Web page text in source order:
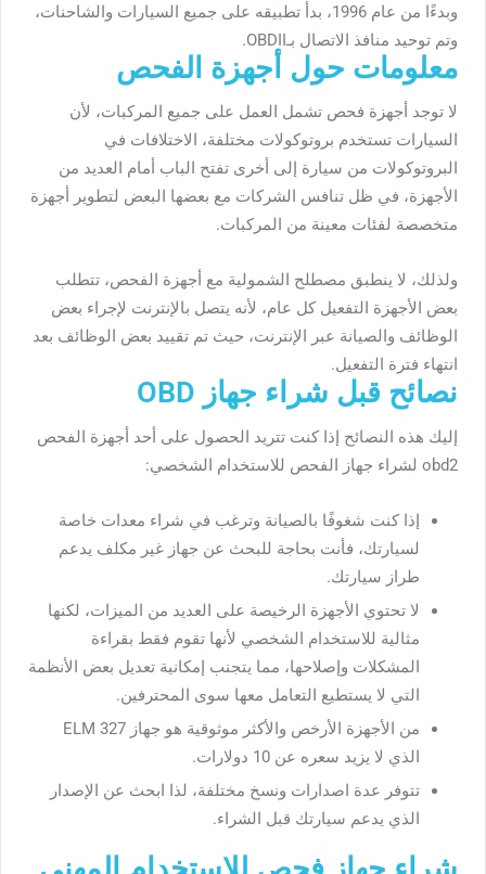
وبدءًا من عام 1996، بدأ تطبيقه على جميع السيارات والشاحنات،
وتم توحيد منافذ الاتصال بـOBDII.
معلومات حول أجهزة الفحص
لا توجد أجهزة فحص تشمل العمل على جميع المركبات، لأن
السيارات تستخدم بروتوكولات مختلفة، الاختلافات في
البروتوكولات من سيارة إلى أخرى تفتح الباب أمام العديد من
الأجهزة، في ظل تنافس الشركات مع بعضها البعض لتطوير أجهزة
متخصصة لفئات معينة من المركبات.
ولذلك، لا ينطبق مصطلح الشمولية مع أجهزة الفحص، تتطلب
بعض الأجهزة التفعيل كل عام، لأنه يتصل بالإنترنت لإجراء بعض
الوظائف والصيانة عبر الإنترنت، حيث تم تقييد بعض الوظائف بعد
انتهاء فترة التفعيل.
نصائح قبل شراء جهاز OBD
إليك هذه النصائح إذا كنت تتريد الحصول على أحد أجهزة الفحص
obd2 لشراء جهاز الفحص للاستخدام الشخصي:
إذا كنت شغوفًا بالصيانة وترغب في شراء معدات خاصة
لسيارتك، فأنت بحاجة للبحث عن جهاز غير مكلف يدعم
طراز سيارتك.
لا تحتوي الأجهزة الرخيصة على العديد من الميزات، لكنها
مثالية للاستخدام الشخصي لأنها تقوم فقط بقراءة
المشكلات وإصلاحها، مما يتجنب إمكانية تعديل بعض الأنظمة
التي لا يستطيع التعامل معها سوى المحترفين.
من الأجهزة الأرخص والأكثر موثوقية هو جهاز ELM 327
الذي لا يزيد سعره عن 10 دولارات.
تتوفر عدة اصدارات ونسخ مختلفة، لذا ابحث عن الإصدار
الذي يدعم سيارتك قبل الشراء.